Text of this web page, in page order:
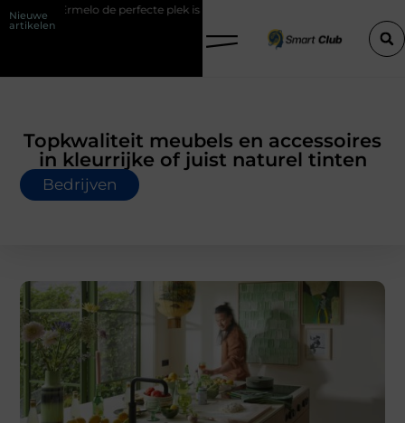
Nieuwe
artikelen
perfecte plek is voor jouw hoveniersvaardigheden
Topkwaliteit meubels en accessoires
in kleurrijke of juist naturel tinten
Bedrijven